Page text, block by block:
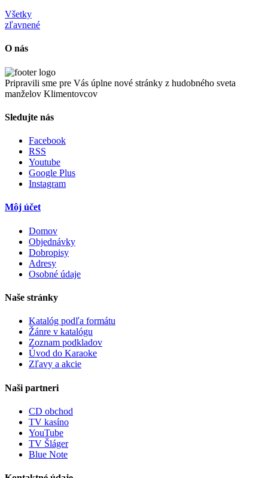
Všetky
zľavnené
O nás
Pripravili sme pre Vás úplne nové stránky z hudobného sveta
manželov Klimentovcov
Sledujte nás
Facebook
RSS
Youtube
Google Plus
Instagram
Môj účet
Domov
Objednávky
Dobropisy
Adresy
Osobné údaje
Naše stránky
Katalóg podľa formátu
Žánre v katalógu
Zoznam podkladov
Úvod do Karaoke
Zľavy a akcie
Naši partneri
CD obchod
TV kasíno
YouTube
TV Šláger
Blue Note